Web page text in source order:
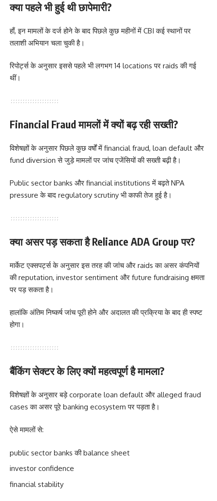
क्या पहले भी हुई थी छापेमारी?
हाँ, इन मामलों के दर्ज होने के बाद पिछले कुछ महीनों में CBI कई स्थानों पर
तलाशी अभियान चला चुकी है।
रिपोर्ट्स के अनुसार इससे पहले भी लगभग 14 locations पर raids की गई
थीं।
Financial Fraud मामलों में क्यों बढ़ रही सख्ती?
विशेषज्ञों के अनुसार पिछले कुछ वर्षों में financial fraud, loan default और
fund diversion से जुड़े मामलों पर जांच एजेंसियों की सख्ती बढ़ी है।
Public sector banks और financial institutions में बढ़ते NPA
pressure के बाद regulatory scrutiny भी काफी तेज हुई है।
क्या असर पड़ सकता है Reliance ADA Group पर?
मार्केट एक्सपर्ट्स के अनुसार इस तरह की जांच और raids का असर कंपनियों
की reputation, investor sentiment और future fundraising क्षमता
पर पड़ सकता है।
हालांकि अंतिम निष्कर्ष जांच पूरी होने और अदालत की प्रक्रिया के बाद ही स्पष्ट
होगा।
बैंकिंग सेक्टर के लिए क्यों महत्वपूर्ण है मामला?
विशेषज्ञों के अनुसार बड़े corporate loan default और alleged fraud
cases का असर पूरे banking ecosystem पर पड़ता है।
ऐसे मामलों से:
public sector banks की balance sheet
investor confidence
financial stability